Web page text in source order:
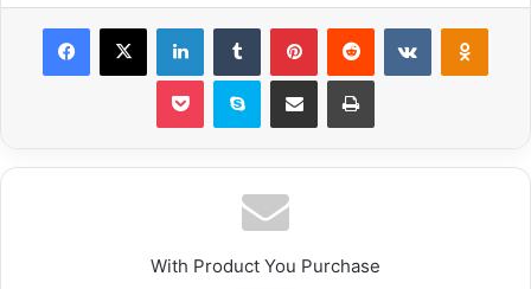
Facebook
X LinkedInTumblr PinterestReddit VKontakte
Pocket Skype Compartir por correo electrónicoImprimir
With Product You Purchase